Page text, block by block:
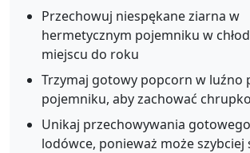
Przechowuj niespękane ziarna w
hermetycznym pojemniku w
miejscu do roku
Trzymaj gotowy popcorn w luźno
pojemniku, aby zachować
Unikaj przechowywania
lodówce, ponieważ może szybciej